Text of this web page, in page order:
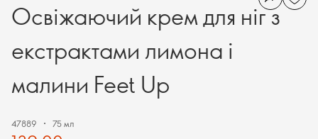
Освіжаючий крем для ніг з
екстрактами лимона і
малини Feet Up
47889 75 мл